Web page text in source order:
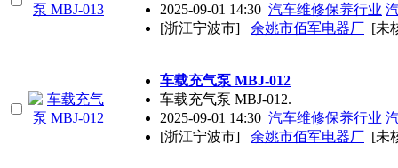
2025-09-01 14:30 汽车维修保养行业
[浙江宁波市]
余姚市佰军电器厂 [未
车载充气泵 MBJ-012
车载充气泵 MBJ-012.
2025-09-01 14:30 汽车维修保养行业
[浙江宁波市]
余姚市佰军电器厂 [未